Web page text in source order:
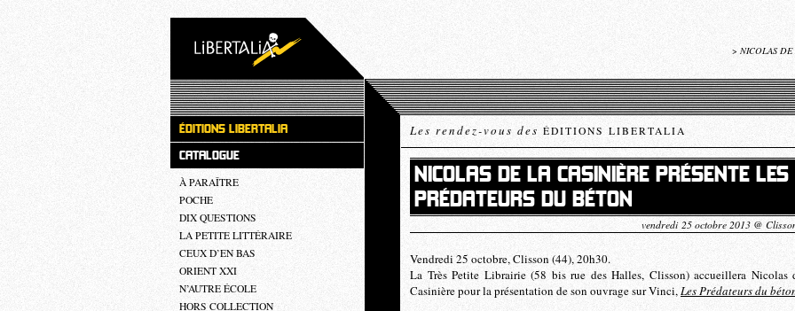
> NICOLAS DE
ÉDITIONS LIBERTALIA
CATALOGUE
À PARAÎTRE
POCHE
DIX QUESTIONS
LA PETITE LITTÉRAIRE
CEUX D’EN BAS
ORIENT XXI
N’AUTRE ÉCOLE
HORS COLLECTION
Les rendez-vous des ÉDITIONS LIBERTALIA
NICOLAS DE LA CASINIÈRE PRÉSENTE LES
PRÉDATEURS DU BÉTON
vendredi 25 octobre 2013 @
Vendredi 25 octobre, Clisson (44), 20h30.
La Très Petite Librairie (58 bis rue des Halles, Clisson) accueillera Nicolas
Casinière pour la présentation de son ouvrage sur Vinci,Les Prédateurs du